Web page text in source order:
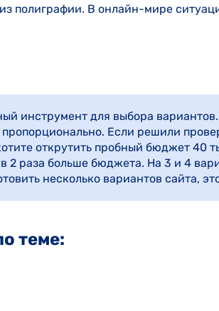
полиграфии. В онлайн-мире
инструмент для выбора
Если решили
открутить пробный бюджет 40
2 раза больше бюджета. На 3 и 4
несколько вариантов сайта,
теме: